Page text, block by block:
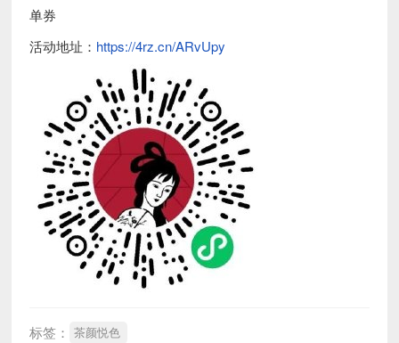
单券
活动地址： https://4rz.cn/ARvUpy
标签： 茶颜悦色